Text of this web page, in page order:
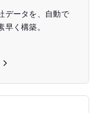
データを、自動で
早く構築。